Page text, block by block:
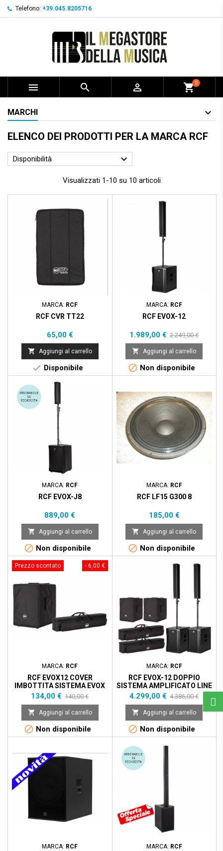
Telefono: +39.045.8205716
   shopping_cart0
MARCHI
ELENCO DEI PRODOTTI PER LA MARCA RCF
Disponibilità 
Visualizzati 1-10 su 10 articoli
MARCA: RCF
RCF CVR TT22
Prezzo
65,00 €
 Aggiungi al carrello
 Disponibile
Prezzo scontato
MARCA: RCF
RCF EVOX-12
Prezzo
1.989,00 € Prezzo
base
2.249,00 €
 Aggiungi al carrello
 Non disponibile
MARCA: RCF
RCF EVOX-J8
Prezzo
889,00 €
 Aggiungi al carrello
 Non disponibile
MARCA: RCF
RCF LF15 G300 8
Prezzo
185,00 €
 Aggiungi al carrello
 Non disponibile
- 6,00 €
Prezzo scontato
MARCA: RCF
RCF EVOX12 COVER
IMBOTTITA SISTEMA EVOX
12
Prezzo
134,00 € Prezzo
base
140,00 €
 Aggiungi al carrello
 Non disponibile
- 87,00 €
MARCA: RCF
RCF EVOX-12 DOPPIO
SISTEMA AMPLIFICATO LINE
ARRAY 2 VIE 1400 WATTS
Prezzo
4.299,00 € Prezzo
base
4.386,00 €
 Aggiungi al carrello
 Non disponibile
MARCA: RCF MARCA: RCF